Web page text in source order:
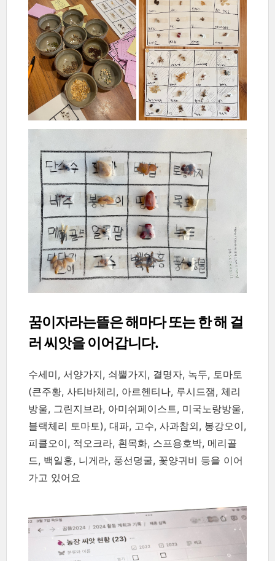
꿈이자라는뜰은 해마다 또는 한 해 걸
러 씨앗을 이어갑니다.
수세미, 서양가지, 쇠뿔가지, 결명자, 녹두, 토마토
(큰주황, 사티바체리, 아르헨티나, 루시드잼, 체리
방울, 그린지브라, 아미쉬페이스트, 미국노랑방울,
블랙체리 토마토), 대파, 고수, 사과참외, 봉강오이,
피클오이, 적오크라, 흰목화, 스프용호박, 메리골
드, 백일홍, 니게라, 풍선덩굴, 꽃양귀비 등을 이어
가고 있어요